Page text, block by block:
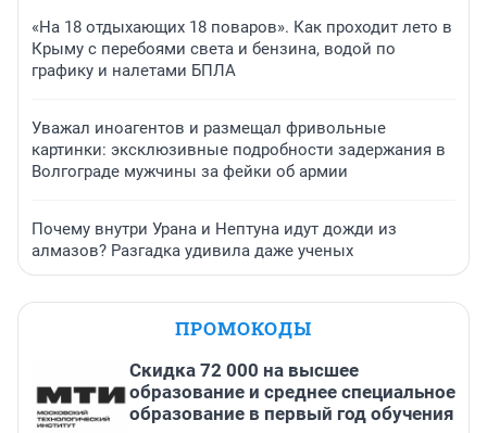
«На 18 отдыхающих 18 поваров». Как проходит лето в
Крыму с перебоями света и бензина, водой по
графику и налетами БПЛА
Уважал иноагентов и размещал фривольные
картинки: эксклюзивные подробности задержания в
Волгограде мужчины за фейки об армии
Почему внутри Урана и Нептуна идут дожди из
алмазов? Разгадка удивила даже ученых
ПРОМОКОДЫ
Скидка 72 000 на высшее
образование и среднее специальное
образование в первый год обучения